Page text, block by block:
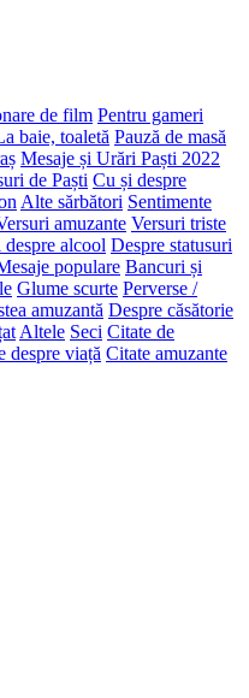
de film Pentru gameri
baie, toaletă Pauză de masă
Mesaje și Urări Paști 2022
de Paști Cu și despre
Alte sărbători Sentimente
amuzante Versuri triste
despre alcool Despre statusuri
populare Bancuri și
Glume scurte Perverse /
amuzantă Despre căsătorie
Altele Seci Citate de
despre viață Citate amuzante